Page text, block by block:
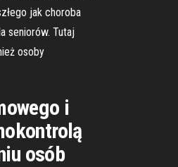
jak choroba
seniorów. Tutaj
osoby
i
osób